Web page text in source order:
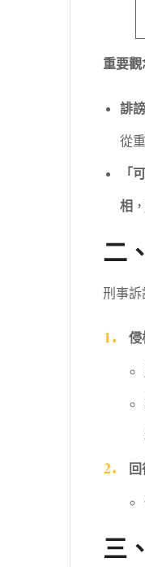
重要觀
誹
從
「
相
二
刑事
侵
三